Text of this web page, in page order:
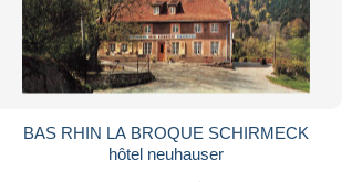
BAS RHIN LA BROQUE SCHIRMECK
hôtel neuhauser